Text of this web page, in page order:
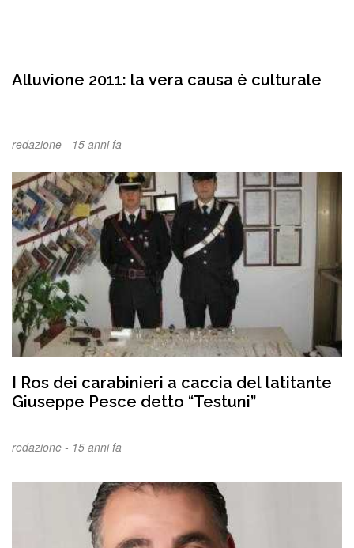
Alluvione 2011: la vera causa è culturale
redazione - 15 anni fa
I Ros dei carabinieri a caccia del latitante
Giuseppe Pesce detto “Testuni”
redazione - 15 anni fa